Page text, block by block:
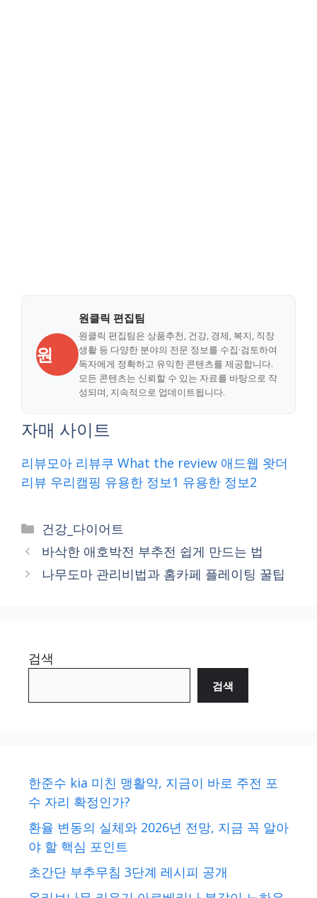
원
원클릭 편집팀
원클릭 편집팀은 상품추천, 건강, 경제, 복지, 직장
생활 등 다양한 분야의 전문 정보를 수집·검토하여
독자에게 정확하고 유익한 콘텐츠를 제공합니다.
모든 콘텐츠는 신뢰할 수 있는 자료를 바탕으로 작
성되며, 지속적으로 업데이트됩니다.
자매 사이트
리뷰모아 리뷰쿠 What the review 애드웹 왓더
리뷰 우리캠핑 유용한 정보1 유용한 정보2
Categories
건강_다이어트
바삭한 애호박전 부추전 쉽게 만드는 법
나무도마 관리비법과 홈카페 플레이팅 꿀팁
검색
검색
한준수 kia 미친 맹활약, 지금이 바로 주전 포
수 자리 확정인가?
환율 변동의 실체와 2026년 전망, 지금 꼭 알아
야 할 핵심 포인트
초간단 부추무침 3단계 레시피 공개